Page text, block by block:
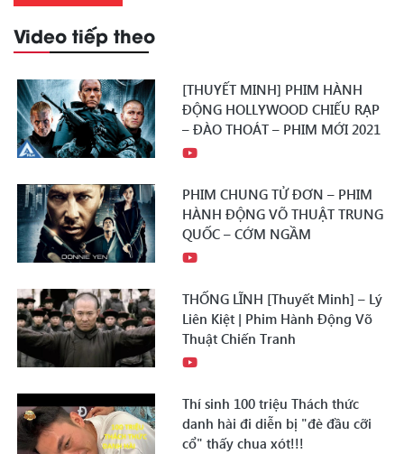
Video tiếp theo
[THUYẾT MINH] PHIM HÀNH
ĐỘNG HOLLYWOOD CHIẾU RẠP
– ĐÀO THOÁT – PHIM MỚI 2021
PHIM CHUNG TỬ ĐƠN – PHIM
HÀNH ĐỘNG VÕ THUẬT TRUNG
QUỐC – CỚM NGẦM
THỐNG LĨNH [Thuyết Minh] – Lý
Liên Kiệt | Phim Hành Động Võ
Thuật Chiến Tranh
Thí sinh 100 triệu Thách thức
danh hài đi diễn bị "đè đầu cỡi
cổ" thấy chua xót!!!